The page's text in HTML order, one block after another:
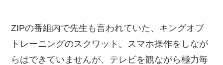
ZIPの番組内で先生も言われていた、キングオブ
トレーニングのスクワット。スマホ操作をしなが
らはできていませんが、テレビを観ながら極力毎